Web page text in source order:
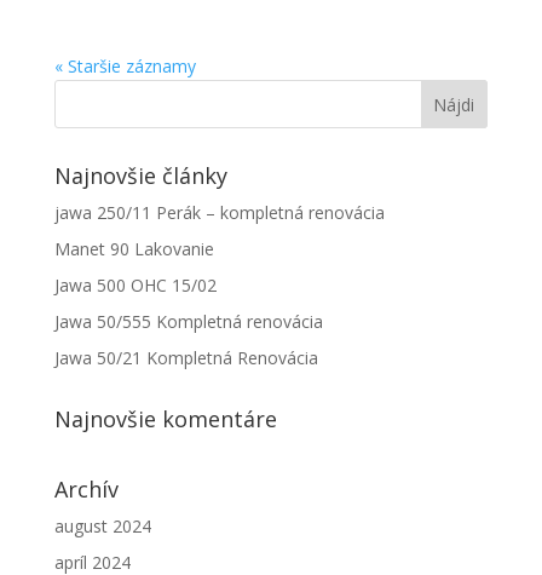
« Staršie záznamy
Najnovšie články
jawa 250/11 Perák – kompletná renovácia
Manet 90 Lakovanie
Jawa 500 OHC 15/02
Jawa 50/555 Kompletná renovácia
Jawa 50/21 Kompletná Renovácia
Najnovšie komentáre
Archív
august 2024
apríl 2024